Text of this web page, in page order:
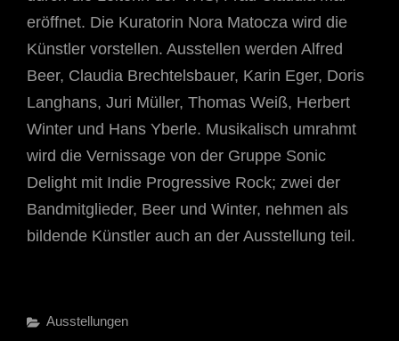
eröffnet. Die Kuratorin Nora Matocza wird die
Künstler vorstellen. Ausstellen werden Alfred
Beer, Claudia Brechtelsbauer, Karin Eger, Doris
Langhans, Juri Müller, Thomas Weiß, Herbert
Winter und Hans Yberle. Musikalisch umrahmt
wird die Vernissage von der Gruppe Sonic
Delight mit Indie Progressive Rock; zwei der
Bandmitglieder, Beer und Winter, nehmen als
bildende Künstler auch an der Ausstellung teil.
Categories
Ausstellungen